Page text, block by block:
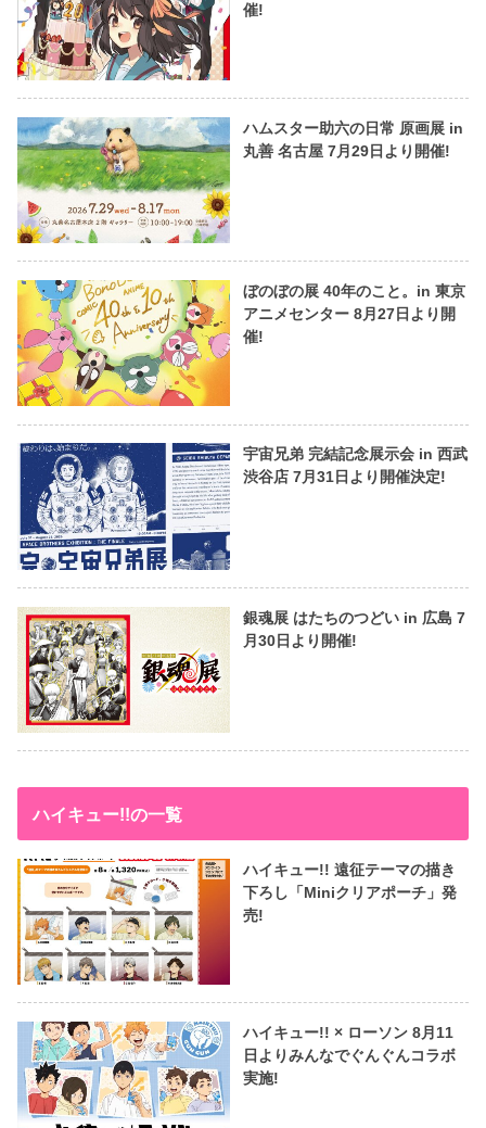
催!
ハムスター助六の日常 原画展 in
丸善 名古屋 7月29日より開催!
ぼのぼの展 40年のこと。in 東京
アニメセンター 8月27日より開
催!
宇宙兄弟 完結記念展示会 in 西武
渋谷店 7月31日より開催決定!
銀魂展 はたちのつどい in 広島 7
月30日より開催!
ハイキュー!!の一覧
ハイキュー!! 遠征テーマの描き
下ろし「Miniクリアポーチ」発
売!
ハイキュー!! × ローソン 8月11
日よりみんなでぐんぐんコラボ
実施!